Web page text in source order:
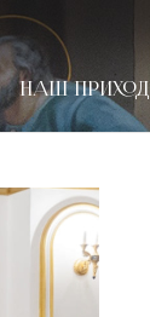
НАШ ПРИХОД